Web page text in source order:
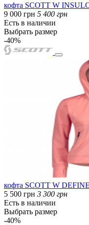
кофта SCOTT W
9 000 грн 5 400 грн
Есть в наличии
Выбрать размер
-40%
кофта SCOTT W
5 500 грн 3 300 грн
Есть в наличии
Выбрать размер
-40%